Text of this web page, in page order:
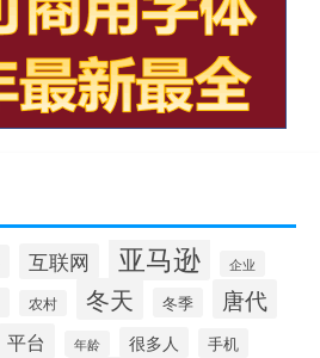
互联网 亚马逊 企业
农村 冬天 冬季 唐代
平台 年龄 很多人 手机